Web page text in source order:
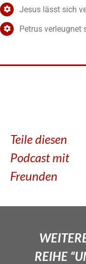
Jesus lässt sich
Petrus verleugnet
Teile diesen
Podcast mit
Freunden
REIHE